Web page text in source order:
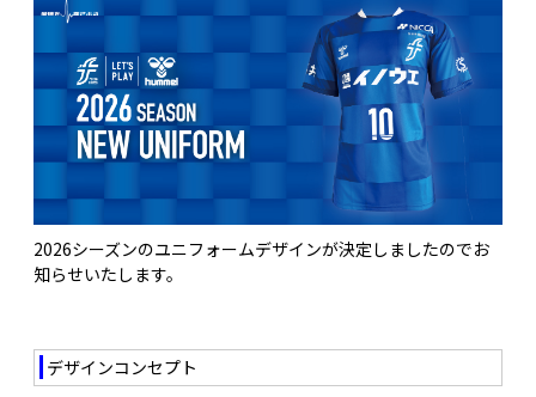
2026シーズンのユニフォームデザインが決定しましたのでお
知らせいたします。
デザインコンセプト